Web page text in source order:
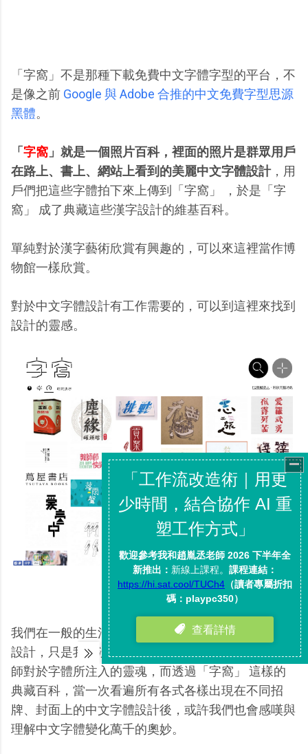
「字窩」不是那種下載免費中文字體字型的平台，不
是像之前 Google 與 Adobe 合推的中文免費字型思源
黑體。
「 字窩 」就是一個照片百科，裡面的照片是群眾用戶
在路上、書上、網站上看到的美麗中文字體設計，用
戶們把這些字體拍下來上傳到「字窩」 ，於是「字
窩」 成了典藏這些漢字設計的維基百科。
單純對於漢字藝術欣賞有興趣的，可以來這裡當作博
物館一樣欣賞。
對於中文字體設計有工作需要的，可以到這裡來找到
設計的靈感。
我們在一般的生活中，就會看到各式各樣的中文字體
設計，只是我們沒有意識到，這裡面可能有各種設計
師對於字體所注入的靈魂，而透過「字窩」 這樣的
典藏百科，當一次看遍所有各式各樣出現在不同招
牌、封面上的中文字體設計後，或許我們也會感嘆與
理解中文字體變化萬千的奧妙。